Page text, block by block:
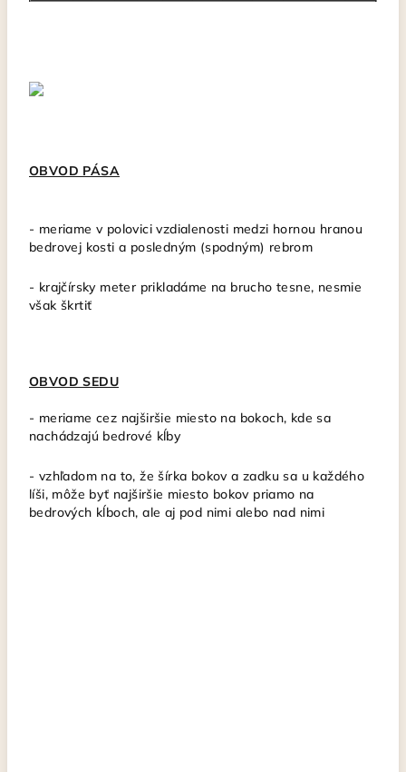
OBVOD PÁSA
- meriame v polovici vzdialenosti medzi hornou hranou
bedrovej kosti a posledným (spodným) rebrom
- krajčírsky meterprikladáme na brucho tesne, nesmie
však škrtiť
OBVOD SEDU
- meriame cez najširšie miesto na bokoch, kde sa
nachádzajú bedrové kĺby
- vzhľadom na to, že šírka bokov a zadku sa u každého
líši, môže byť najširšie miesto bokov priamo na
bedrových kĺboch, ale aj pod nimi alebo nad nimi